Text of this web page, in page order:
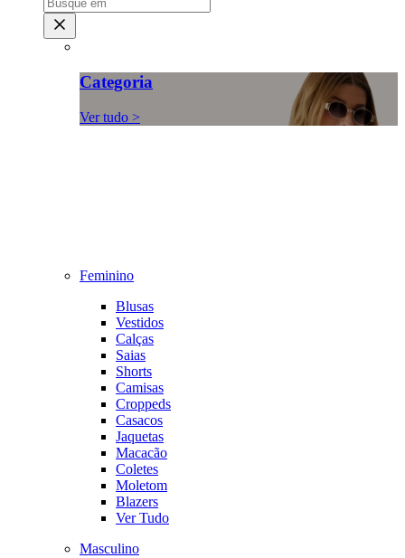
Categoria
Ver tudo >
Feminino
Blusas
Vestidos
Calças
Saias
Shorts
Camisas
Croppeds
Casacos
Jaquetas
Macacão
Coletes
Moletom
Blazers
Ver Tudo
Masculino